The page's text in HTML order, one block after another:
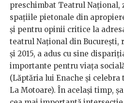
preschimbat Teatrul Național,
spațiile pietonale din
și pentru opinii critice la
teatrul Național din București,
și 2015, a adus cu sine
importante pentru viața
(Lăptăria lui Enache și celebra
La Motoare). În același timp,